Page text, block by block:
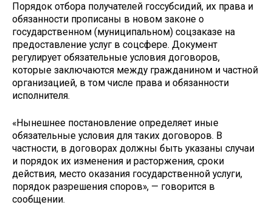
Порядок отбора получателей госсубсидий, их права и
обязанности прописаны в новом законе о
государственном (муниципальном) соцзаказе на
предоставление услуг в соцсфере. Документ
регулирует обязательные условия договоров,
которые заключаются между гражданином и частной
организацией, в том числе права и обязанности
исполнителя.
«Нынешнее постановление определяет иные
обязательные условия для таких договоров. В
частности, в договорах должны быть указаны случаи
и порядок их изменения и расторжения, сроки
действия, место оказания государственной услуги,
порядок разрешения споров», — говорится в
сообщении.